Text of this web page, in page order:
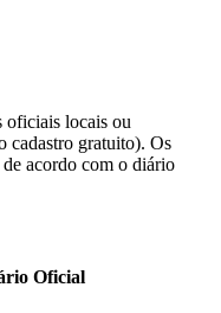
oficiais locais ou
cadastro gratuito). Os
acordo com o diário
Oficial